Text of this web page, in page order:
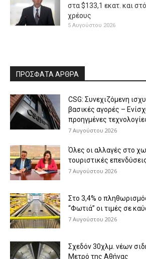
στα $133,1 εκατ. και
χρέους
5 Αυγούστου 2026
ΠΡΟΣΦΑΤΑ ΑΡΘΡΑ
CSG: Συνεχιζόμενη
βασικές αγορές –
προηγμένες
7 Αυγούστου 2026
Όλες οι αλλαγές στο
τουριστικές
7 Αυγούστου 2026
Στο 3,4% ο
“Φωτιά” οι τιμές σε
7 Αυγούστου 2026
Σχεδόν 30χλμ. νέων
Μετρό της Αθήνας